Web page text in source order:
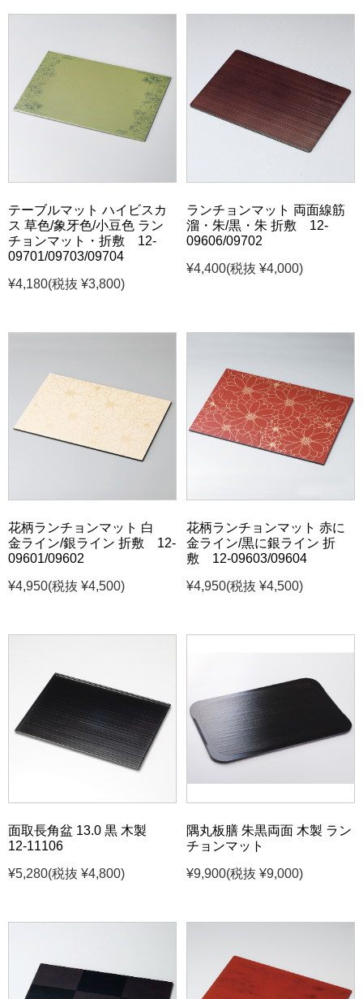
テーブルマット ハイビスカ
ス 草色/象牙色/小豆色 ラン
チョンマット・折敷 12-
09701/09703/09704
¥4,180(税抜 ¥3,800)
ランチョンマット 両面線筋
溜・朱/黒・朱 折敷 12-
09606/09702
¥4,400(税抜 ¥4,000)
花柄ランチョンマット 白
金ライン/銀ライン 折敷 12-
09601/09602
¥4,950(税抜 ¥4,500)
花柄ランチョンマット 赤に
金ライン/黒に銀ライン 折
敷 12-09603/09604
¥4,950(税抜 ¥4,500)
面取長角盆 13.0 黒 木製
12-11106
¥5,280(税抜 ¥4,800)
隅丸板膳 朱黒両面 木製 ラン
チョンマット
¥9,900(税抜 ¥9,000)